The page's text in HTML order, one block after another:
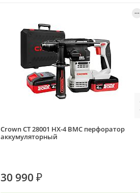
Crown CT 28001 HX-4 BMC перфоратор
аккумуляторный
30 990 ₽